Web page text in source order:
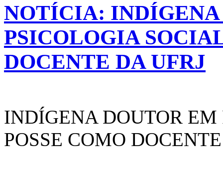
NOTÍCIA: INDÍGENA
PSICOLOGIA
DOCENTE DA UFRJ
INDÍGENA DOUTOR
POSSE COMO